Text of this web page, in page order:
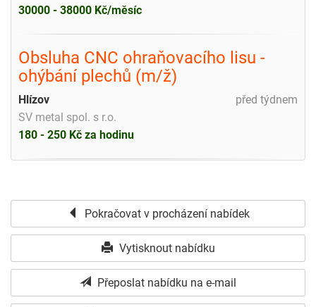
30000 - 38000 Kč/měsíc
Obsluha CNC ohraňovacího lisu -
ohýbání plechů (m/ž)
před týdnem
Hlízov
SV metal spol. s r.o.
180 - 250 Kč za hodinu
Pokračovat v procházení nabídek
Vytisknout nabídku
Přeposlat nabídku na e-mail